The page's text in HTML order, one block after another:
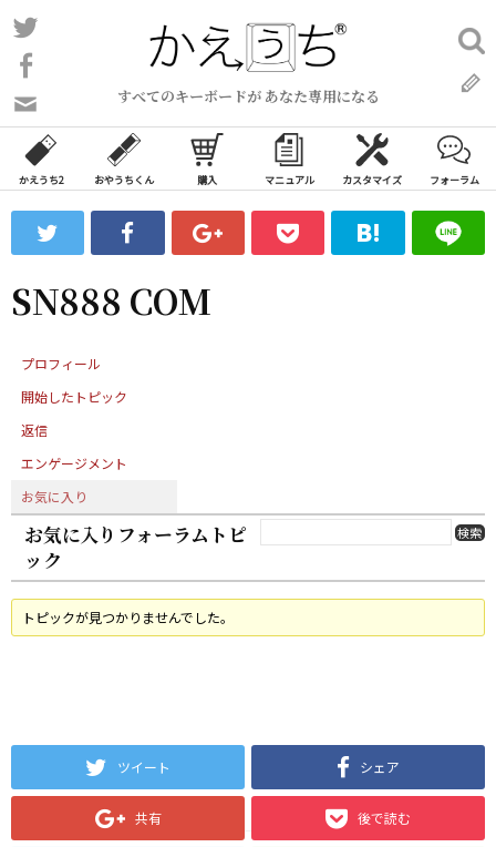
コ
ン
ン
ツ
ス
ッ
すべてのキーボードが あなた専用になる
い
合
わ
フ
ォ
ム
検
索:
かえうち2 おやうちくん 購入 マニュアル カスタマイズ フォーラム
SN888 COM
プロフィール
開始したトピック
返信
エンゲージメント
お気に入り
お気に入りフォーラムトピ
ック
トピックが見つかりませんでした。
ツイート シェア
共有 後で読む